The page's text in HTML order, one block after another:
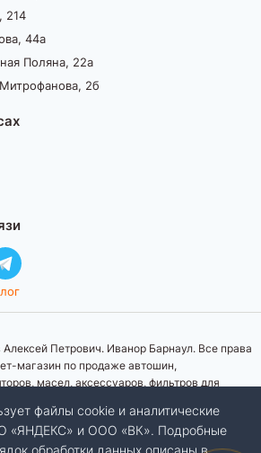
214
44а
Поляна, 22а
2б
Петрович. Иванор Барнаул. Все права
магазин по продаже автошин,
масел, аксессуаров, фильтров для
Представленная информация о товарах, их
фото, наличия на складе ни при каких
офертой, определяемой положениями
файлы cookie и аналитические
«ЯНДЕКС» и ООО «ВК». Подробные